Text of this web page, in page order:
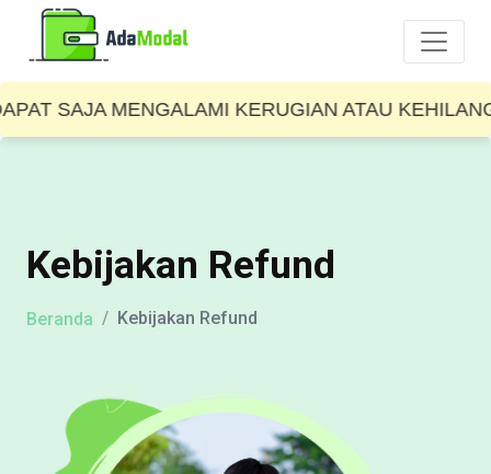
MENGALAMI KERUGIAN ATAU
Kebijakan Refund
Beranda Kebijakan Refund